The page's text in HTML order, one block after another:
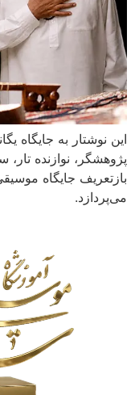
این نوشتار به جایگاه
پژوهشگر، نوازنده
بازتعریف جایگاه
می‌پردازد.